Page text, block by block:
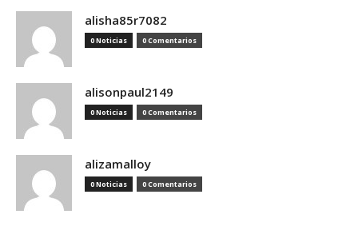
alisha85r7082
0 Noticias 0 Comentarios
alisonpaul2149
0 Noticias 0 Comentarios
alizamalloy
0 Noticias 0 Comentarios